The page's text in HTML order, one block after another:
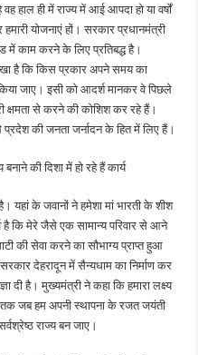
हाल ही में राज्य में आई आपदा हो या वर्षों
योजनाएं हों। सरकार प्रधानमंत्री
में काम करने के लिए प्रतिबद्ध है।
है कि किस प्रकार अपने समय का
जाए। इसी को आदर्श मानकर वे पिछले
क्षमता से करने की कोशिश कर रहे हैं।
की जनता जर्नादन के हित में लिए हैं।
की दिशा में हो रहे हैं कार्य
यहां के जवानों ने हमेशा मां भारती के शीश
है कि मेरे जैसे एक सामान्य परिवार से आने
की सेवा करने का सौभाग्य प्राप्त हुआ
देहरादून में सैन्यधाम का निर्माण कर
दी है। मुख्यमंत्री ने कहा कि हमारा लक्ष्य
तक जब हम अपनी स्थापना के रजत जयंती
राज्य बन जाए।